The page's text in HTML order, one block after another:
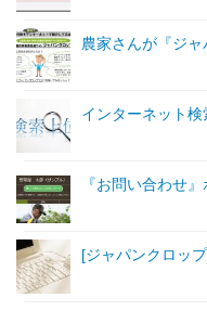
農家さんが『ジ
インターネット
『お問い合わせ
[ジャパンクロッ